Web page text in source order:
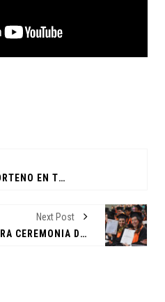
ZAPATEADO NORTEÑO EN TIERRAS ESPAÑOLAS
Next Post
FCC CELEBRA CEREMONIA DE TERMINACIÓN DE ESTUDIOS